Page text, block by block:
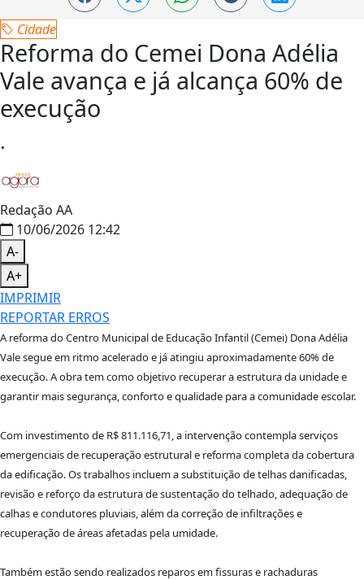
Cidade
Reforma do Cemei Dona Adélia
Vale avança e já alcança 60% de
execução
.
Redação AA
10/06/2026 12:42
A-
A+
IMPRIMIR
REPORTAR ERROS
A reforma do Centro Municipal de Educação Infantil (Cemei) Dona Adélia
Vale segue em ritmo acelerado e já atingiu aproximadamente 60% de
execução. A obra tem como objetivo recuperar a estrutura da unidade e
garantir mais segurança, conforto e qualidade para a comunidade escolar.
Com investimento de R$ 811.116,71, a intervenção contempla serviços
emergenciais de recuperação estrutural e reforma completa da cobertura
da edificação. Os trabalhos incluem a substituição de telhas danificadas,
revisão e reforço da estrutura de sustentação do telhado, adequação de
calhas e condutores pluviais, além da correção de infiltrações e
recuperação de áreas afetadas pela umidade.
Também estão sendo realizados reparos em fissuras e rachaduras